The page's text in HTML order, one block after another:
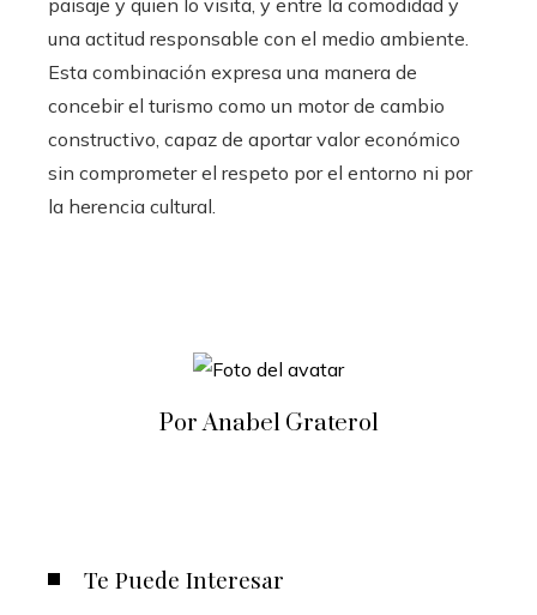
paisaje y quien lo visita, y entre la comodidad y
una actitud responsable con el medio ambiente.
Esta combinación expresa una manera de
concebir el turismo como un motor de cambio
constructivo, capaz de aportar valor económico
sin comprometer el respeto por el entorno ni por
la herencia cultural.
Por Anabel Graterol
Te Puede Interesar